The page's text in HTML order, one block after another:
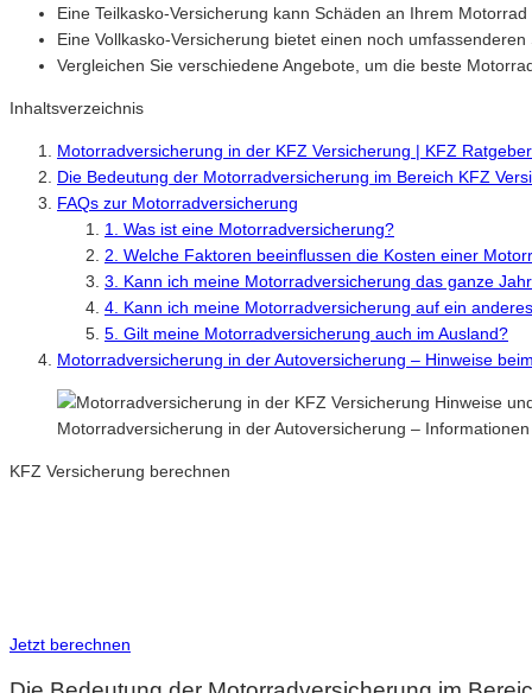
Eine Teilkasko-Versicherung kann Schäden an Ihrem
Eine Vollkasko-Versicherung bietet einen noch
Vergleichen Sie verschiedene Angebote, um die beste
Inhaltsverzeichnis
Motorradversicherung in der KFZ Versicherung | KFZ
Die Bedeutung der Motorradversicherung im Bereich KFZ
FAQs zur Motorradversicherung
1. Was ist eine Motorradversicherung?
2. Welche Faktoren beeinflussen die Kosten einer
3. Kann ich meine Motorradversicherung das ganze
4. Kann ich meine Motorradversicherung auf ein
5. Gilt meine Motorradversicherung auch im Ausland?
Motorradversicherung in der Autoversicherung – Hinweise
Motorradversicherung in der Autoversicherung –
KFZ Versicherung berechnen
Jetzt berechnen